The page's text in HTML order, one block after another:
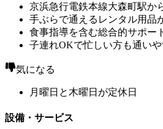
京浜急行電鉄本線大森町駅か
手ぶらで通えるレンタル用品
食事指導を含む総合的サポー
子連れOKで忙しい方も通い
気になる
月曜日と木曜日が定休日
設備・サービス